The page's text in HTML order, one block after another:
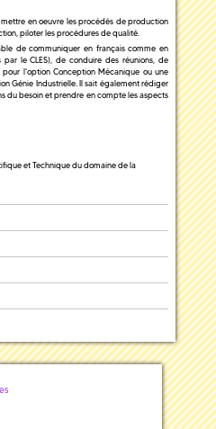
en oeuvre les procédés de production
piloter les procédures de qualité.
de communiquer en français comme en
le CLES), de conduire des réunions, de
l'option Conception Mécanique ou une
Génie Industrielle. Il sait également rédiger
du besoin et prendre en compte les aspects
et Technique du domaine de la